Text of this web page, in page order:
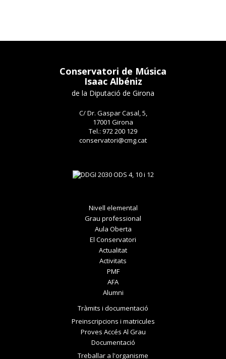
Conservatori de Música
Isaac Albéniz
de la Diputació de Girona
C/ Dr. Gaspar Casal, 5,
17001 Girona
Tel.: 972 200 129
conservatori@cmg.cat
Nivell elemental
Grau professional
Aula Oberta
El Conservatori
Actualitat
Activitats
PMF
AFA
Alumni
Tràmits i documentació
Preinscripcions i matricules
Proves Accés Al Grau
Documentació
Treballar a l'organisme